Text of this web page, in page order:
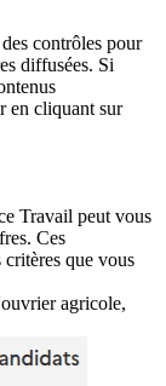
contrôles pour
diffusées. Si
en cliquant sur
Travail peut vous
Ces
critères que vous
agricole,